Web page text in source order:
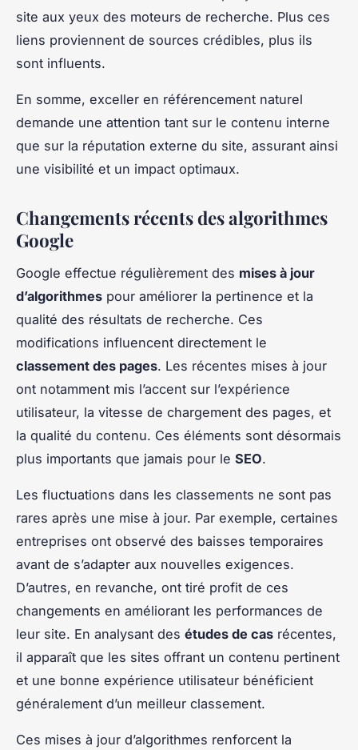
site aux yeux des moteurs de recherche. Plus ces
liens proviennent de sources crédibles, plus ils
sont influents.
En somme, exceller en référencement naturel
demande une attention tant sur le contenu interne
que sur la réputation externe du site, assurant ainsi
une visibilité et un impact optimaux.
Changements récents des algorithmes
Google
Google effectue régulièrement des mises à jour
d’algorithmes pour améliorer la pertinence et la
qualité des résultats de recherche. Ces
modifications influencent directement le
classement des pages. Les récentes mises à jour
ont notamment mis l’accent sur l’expérience
utilisateur, la vitesse de chargement des pages, et
la qualité du contenu. Ces éléments sont désormais
plus importants que jamais pour le SEO.
Les fluctuations dans les classements ne sont pas
rares après une mise à jour. Par exemple, certaines
entreprises ont observé des baisses temporaires
avant de s’adapter aux nouvelles exigences.
D’autres, en revanche, ont tiré profit de ces
changements en améliorant les performances de
leur site. En analysant des études de cas récentes,
il apparaît que les sites offrant un contenu pertinent
et une bonne expérience utilisateur bénéficient
généralement d’un meilleur classement.
Ces mises à jour d’algorithmes renforcent la